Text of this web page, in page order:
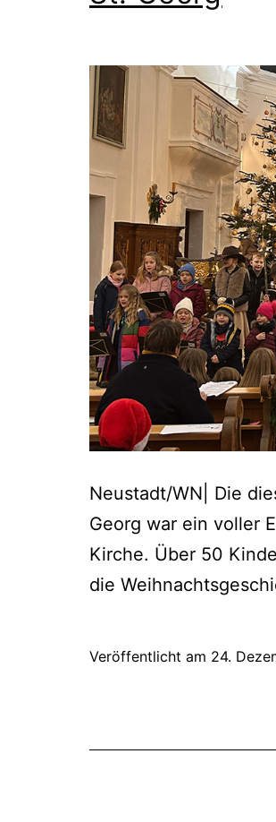
Neustadt/WN| Die
Georg war ein voller
Kirche. Über 50
die
Veröffentlicht am 24.